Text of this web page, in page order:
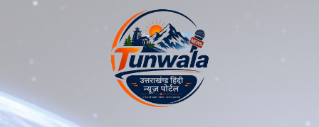
Uttarakhand Hindi News Portal